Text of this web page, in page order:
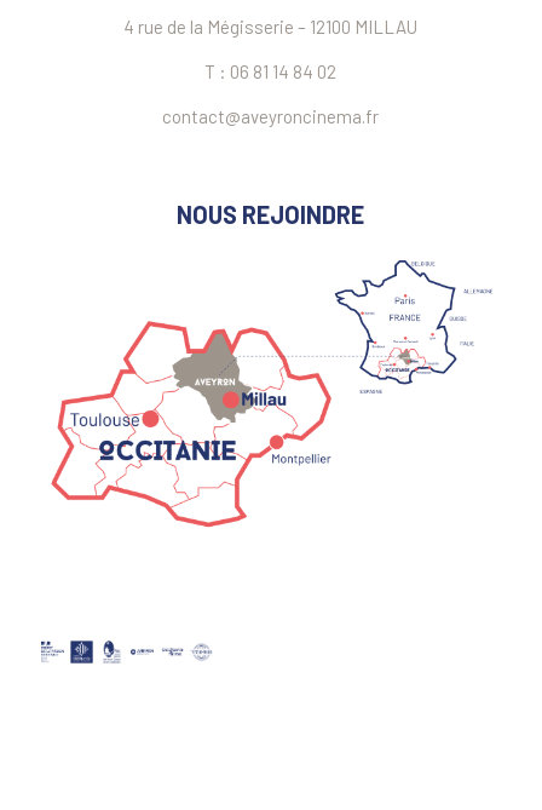
4 rue de la Mégisserie – 12100 MILLAU
T : 06 81 14 84 02
contact@aveyroncinema.fr
NOUS REJOINDRE